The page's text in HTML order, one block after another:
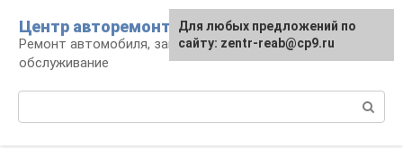
контенту
Центр авторемонта
Ремонт автомобиля, запчасти и
обслуживание
Для любых предложений по
сайту: zentr-reab@cp9.ru